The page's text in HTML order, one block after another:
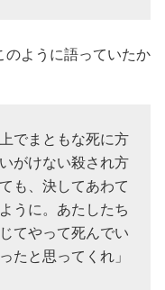
のように語っていたか
でまともな死に方
がけない殺され方
も、決してあわて
うに。あたしたち
てやって死んでい
たと思ってくれ」